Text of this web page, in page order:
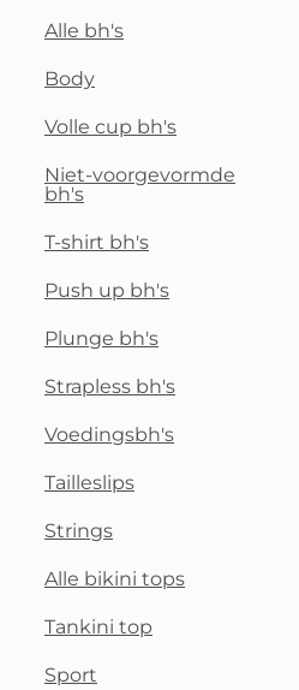
Alle bh's
Body
Volle cup bh's
Niet-voorgevormde
bh's
T-shirt bh's
Push up bh's
Plunge bh's
Strapless bh's
Voedingsbh's
Tailleslips
Strings
Alle bikini tops
Tankini top
Sport